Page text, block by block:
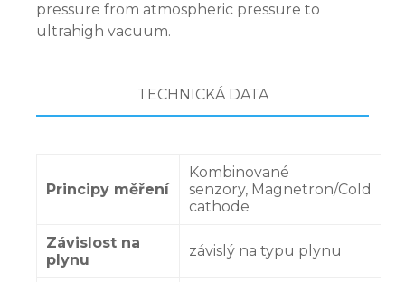
pressure from atmospheric pressure to
ultrahigh vacuum.
TECHNICKÁ DATA
Principy měření
Kombinované
senzory, Magnetron/Cold
cathode
Závislost na
plynu
závislý na typu plynu